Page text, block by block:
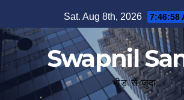
to
content
Sat. Aug 8th, 2026 7:46:59
Swapnil
भीड़ से जुदा